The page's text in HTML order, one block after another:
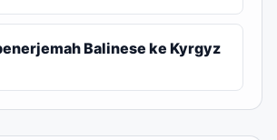
Balinese ke Kyrgyz